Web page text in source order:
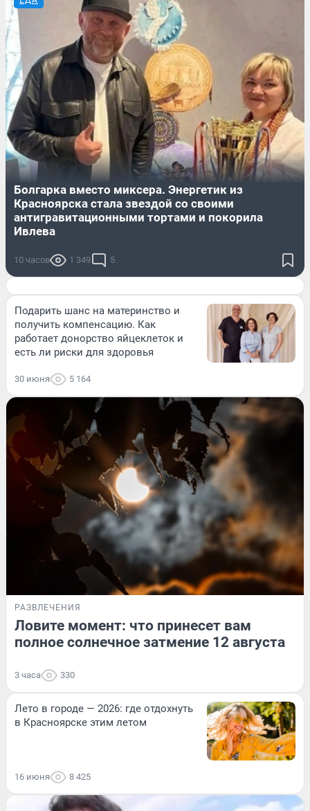
Болгарка вместо миксера. Энергетик из
Красноярска стала звездой со своими
антигравитационными тортами и покорила
Ивлева
10 часов 1 349 5
Подарить шанс на материнство и
получить компенсацию. Как
работает донорство яйцеклеток и
есть ли риски для здоровья
30 июня 5 164
РАЗВЛЕЧЕНИЯ
Ловите момент: что принесет вам
полное солнечное затмение 12 августа
3 часа 330
Лето в городе — 2026: где отдохнуть
в Красноярске этим летом
16 июня 8 425